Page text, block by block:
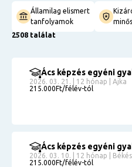
Államilag elismert
tanfolyamok
2508 találat
Ács képzés egyéni
2026. 03. 21. | 12 hónap | Ajka
215.000Ft/félév-tól
Ács képzés egyéni
2026. 03. 10. | 12 hónap |
215.000Ft/félév-tól